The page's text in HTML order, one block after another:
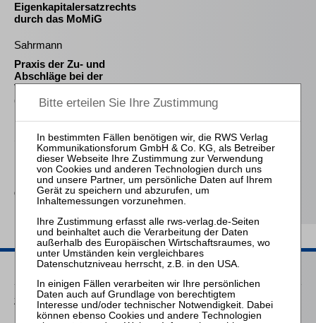
Eigenkapitalersatzrechts
durch das MoMiG
Sahrmann
Praxis der Zu- und
Abschläge bei der
Vergütung des
(vorläufigen)
Schmitz-Justen
Die Haftung des
Kommanditisten in der
Insolvenz der
Gesellschaft
Passende Seminare
25.08.2026
Praktiker-Webinar Vom Listenplatz zur Zulassung – Das neue